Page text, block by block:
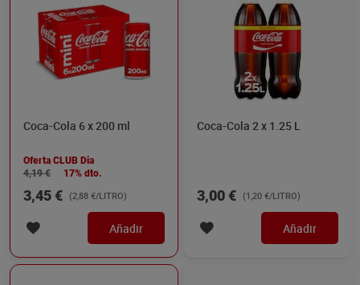
Coca-Cola 6 x 200 ml
Oferta CLUB Dia
4,19 €
17% dto.
3,45 € (2,88 €/LITRO)
Añadir
Coca-Cola 2 x 1.25 L
3,00 € (1,20 €/LITRO)
Añadir